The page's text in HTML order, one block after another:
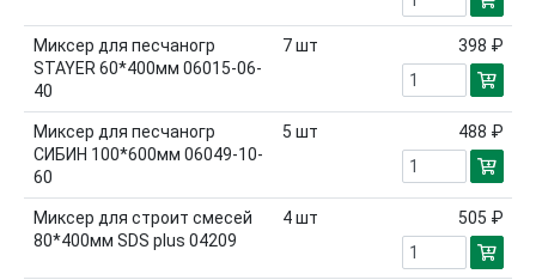
Миксер для песчаногр
STAYER 60*400мм 06015-06-
40
7шт 398 ₽
Миксер для песчаногр
СИБИН 100*600мм 06049-10-
60
5 шт 488 ₽
Миксер для строит смесей
80*400мм SDS plus 04209
4шт 505 ₽